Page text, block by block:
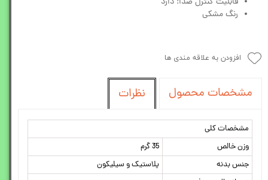
رنگ مشکی
افزودن به علاقه مندی ها
مشخصات محصول نظرات
مشخصات کلی
وزن خالص
35 گرم
جنس بدنه
پلاستیک و سیلیکون